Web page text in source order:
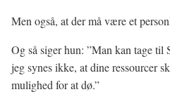
Men også, at der må være et
Og så siger hun: ”Man kan tage
jeg synes ikke, at dine ressourcer
mulighed for at dø.”